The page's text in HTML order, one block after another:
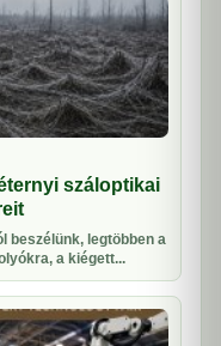
száloptikai
beszélünk, legtöbben a
a kiégett...